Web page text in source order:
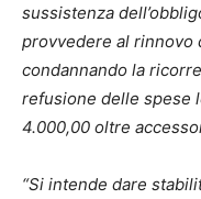
sussistenza
provvedere al rinnovo
condannando la
refusione delle spese
4.000,00 oltre
“Si intende dare